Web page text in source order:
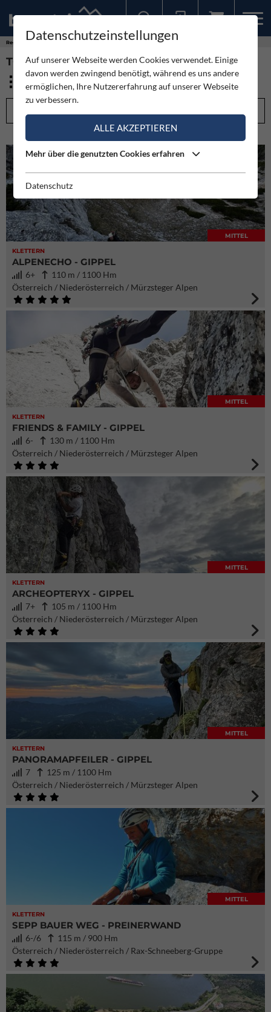
Regionen
TOUREN - NIEDERÖSTERREICH (606)
KLETTERN
MITTEL
ALPENECHO - GIPPEL
6+
110 m / 1100 Hm
Österreich / Niederösterreich / Mürzsteger Alpen
KLETTERN
MITTEL
FRIENDS & FAMILY - GIPPEL
6-
130 m / 1100 Hm
Österreich / Niederösterreich / Mürzsteger Alpen
KLETTERN
MITTEL
ARCHEOPTERYX - GIPPEL
7+
105 m / 1100 Hm
Österreich / Niederösterreich / Mürzsteger Alpen
KLETTERN
MITTEL
PANORAMAPFEILER - GIPPEL
7
125 m / 1100 Hm
Österreich / Niederösterreich / Mürzsteger Alpen
KLETTERN
MITTEL
SEPP BAUER WEG - PREINERWAND
6-/6
115 m / 900 Hm
Österreich / Niederösterreich / Rax-Schneeberg-Gruppe
Datenschutzeinstellungen
Auf unserer Webseite werden Cookies verwendet. Einige
davon werden zwingend benötigt, während es uns andere
ermöglichen, Ihre Nutzererfahrung auf unserer Webseite
zu verbessern.
ALLE AKZEPTIEREN
Mehr über die genutzten Cookies erfahren
Datenschutz